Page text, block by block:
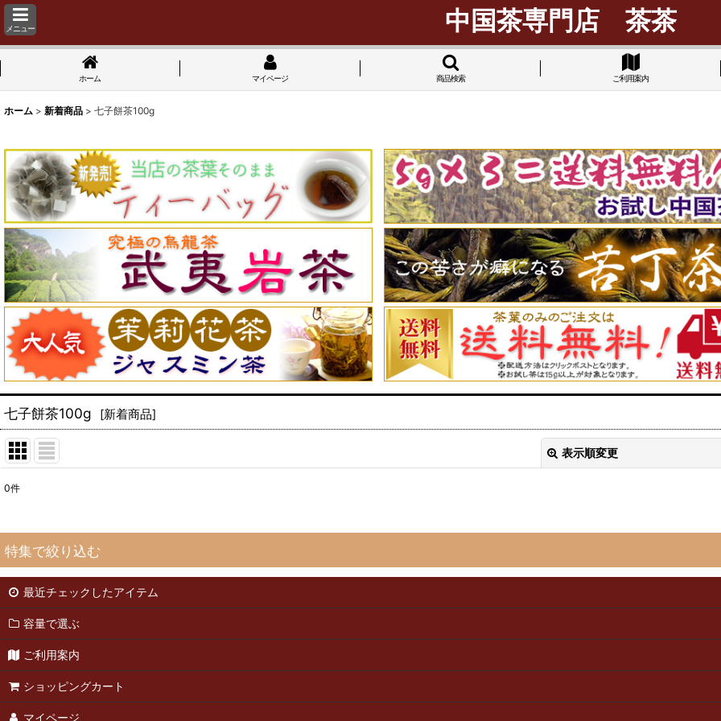
メニュー 中国茶専門店 茶茶
ホーム マイページ 商品検索 ご利用案内
ホーム > 新着商品 > 七子餅茶100g
七子餅茶100g [新着商品]
表示順変更
並び順:
0件
特集で絞り込む
緑茶50g
緑茶25g
武夷岩茶50g
最近チェックしたアイテム
容量で選ぶ
ご利用案内
ショッピングカート
マイページ